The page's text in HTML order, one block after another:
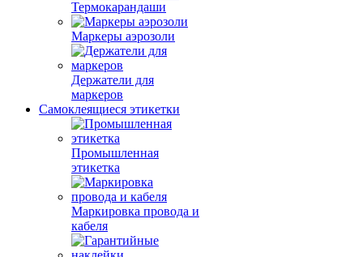
Термокарандаши
Маркеры аэрозоли
Держатели для
маркеров
Самоклеящиеся этикетки
Промышленная
этикетка
Маркировка провода и
кабеля